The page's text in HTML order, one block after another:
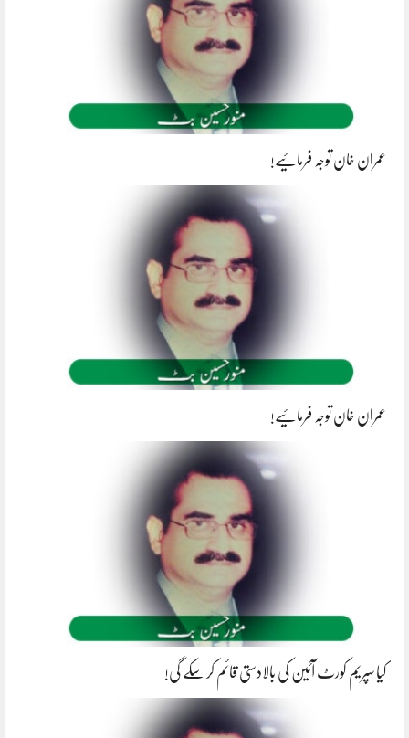
عمران خان توجہ فرمائیے!
عمران خان توجہ فرمائیے!
کیا سپریم کورٹ آئین کی بالادستی قائم کر سکے گی!